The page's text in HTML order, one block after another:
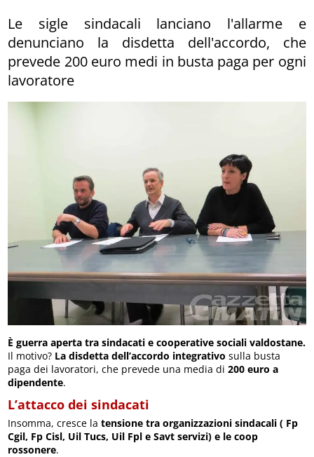
Le sigle sindacali lanciano l'allarme e
denunciano la disdetta dell'accordo, che
prevede 200 euro medi in busta paga per ogni
lavoratore
È guerra aperta tra sindacati e cooperative sociali valdostane.
Il motivo? La disdetta dell’accordo integrativo sulla busta
paga dei lavoratori, che prevede una media di200 euro a
dipendente.
L’attacco dei sindacati
Insomma, cresce latensione tra organizzazioni sindacali ( Fp
Cgil, Fp Cisl, Uil Tucs, Uil Fpl e Savt servizi) e le coop
rossonere.